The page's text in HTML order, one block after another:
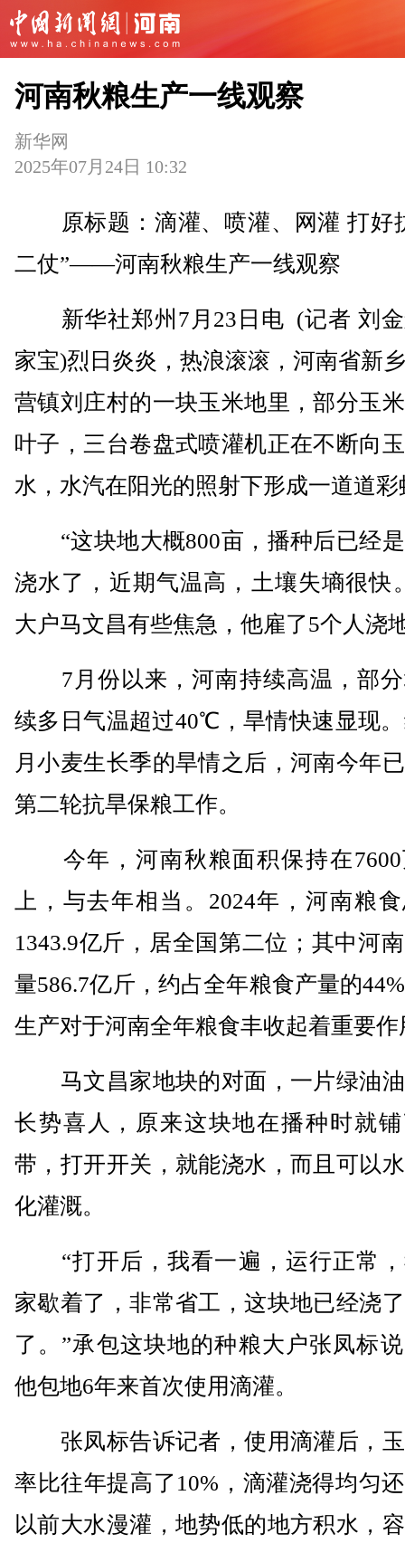
河南秋粮生产一线观察
新华网
2025年07月24日 10:32
原标题：滴灌、喷灌、网灌 打好
二仗”——河南秋粮生产一线观察
新华社郑州7月23日电 (记者 刘金
家宝)烈日炎炎，热浪滚滚，河南省新
营镇刘庄村的一块玉米地里，部分玉
叶子，三台卷盘式喷灌机正在不断向
水，水汽在阳光的照射下形成一道道彩
“这块地大概800亩，播种后已经
浇水了，近期气温高，土壤失墒很快
大户马文昌有些焦急，他雇了5个人浇
7月份以来，河南持续高温，部分
续多日气温超过40℃，旱情快速显现
月小麦生长季的旱情之后，河南今年
第二轮抗旱保粮工作。
今年，河南秋粮面积保持在7600
上，与去年相当。2024年，河南粮
1343.9亿斤，居全国第二位；其中河
量586.7亿斤，约占全年粮食产量的
生产对于河南全年粮食丰收起着重要作
马文昌家地块的对面，一片绿油
长势喜人，原来这块地在播种时就
带，打开开关，就能浇水，而且可以
化灌溉。
“打开后，我看一遍，运行正常，
家歇着了，非常省工，这块地已经浇
了。”承包这块地的种粮大户张凤标
他包地6年来首次使用滴灌。
张凤标告诉记者，使用滴灌后，
率比往年提高了10%，滴灌浇得均匀
以前大水漫灌，地势低的地方积水，